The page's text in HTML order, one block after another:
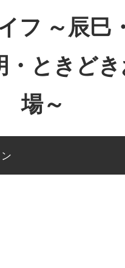
フ ～辰巳
・ときど
場～